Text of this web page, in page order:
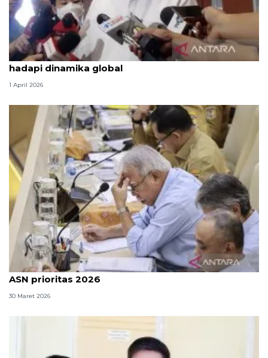
Komisi VI DPR: BBM tak naik bukti Prabowo siap
hadapi dinamika global
1 April 2026
OIKN: Pembangunan kawasan hingga pemindahan
ASN prioritas 2026
30 Maret 2026